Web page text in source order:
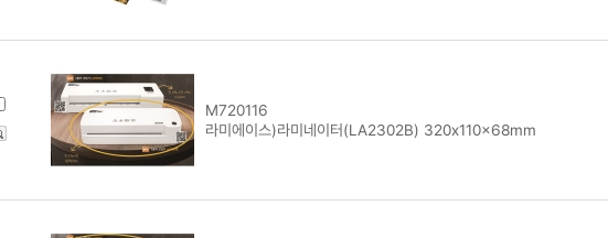
M720116
라미에이스)라미네이터(LA2302B) 320x110x68mm